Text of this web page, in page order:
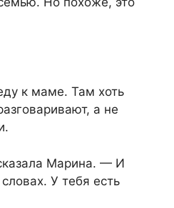
к маме. Там хоть
а не
Марина. — И
У тебя есть